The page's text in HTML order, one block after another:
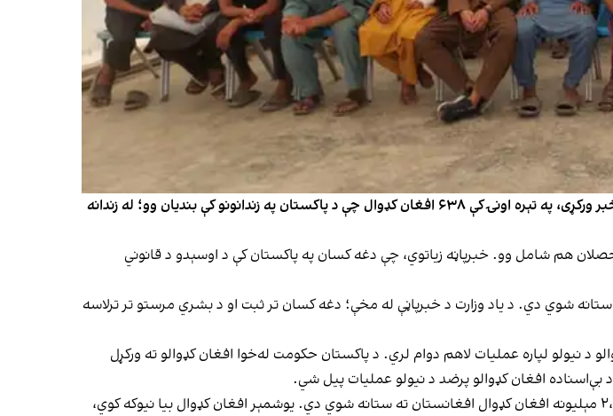
د طالبانو د کډوالو او بېرته راستنېدونکو چارو وزارت د پنجشنبې په ورځ (د چنګاښ ۱۸مه) خبر ورکړی، په تېره اونۍ کې ۶۳۸ افغان کډوال چې د پاکستان په زندانونو کې بندیان وو؛ له زندانه
هم شامل وو. خبرپاڼه زیاتوي، چې دغه کسان په پاکستان کې د اوسېدو د قانوني
د تورخم او ۱۲۰ نور د سپین بولدک له لارې ستانه شوي دي. د یاد وزارت د خبرپاڼې له مخې؛ دغه کسان تر ثبت او د بشري مرستو تر ترلاسه
د نیولو لپاره عمليات لاهم دوام لري. د پاکستان حکومت له‌خوا افغان کډوالو ته ورکړل
افغان کډوالو پرضد د نیولو عملیات پیل شي.
د طالبانو د کډوالو او بېرته راستنېدونکو چارو وزارت وایي، له ۲۰۲۳کال راهیسې څه باندې ۲،۱ مېليونه افغان کډوال افغانستان ته ستانه شوي دي. یوشمېر افغان کډوال بیا نیوکه کوي،